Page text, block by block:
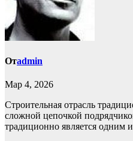
Отadmin
Мар 4, 2026
Строительная отрасль
сложной цепочкой
традиционно является одним